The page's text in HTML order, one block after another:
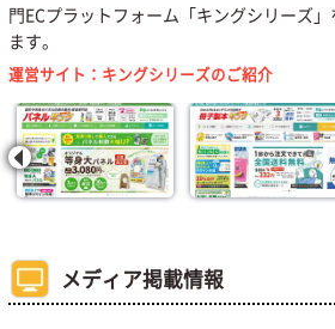
門ECプラットフォーム「キングシリーズ
ます。
運営サイト：キングシリーズのご紹介
メディア掲載情報